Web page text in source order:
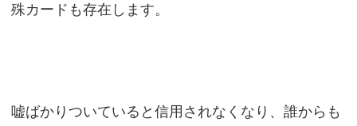
殊カードも存在します。
嘘ばかりついていると信用されなくなり、誰からも